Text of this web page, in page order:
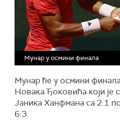
Мунар у осмини финала
Мунар ће у осмини
Новака Ђоковића који је
Јаника Ханфмана са 2:1
6:3.